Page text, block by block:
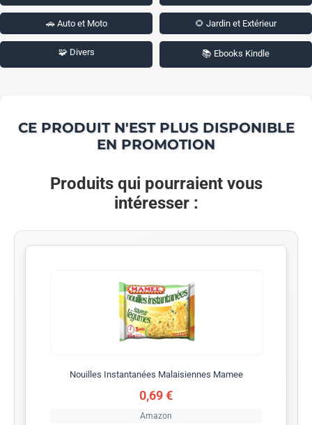
🚗 Auto et Moto 🌻 Jardin et Extérieur
🧩 Divers 📚 Ebooks Kindle
CE PRODUIT N'EST PLUS DISPONIBLE
EN PROMOTION
Produits qui pourraient vous
intéresser :
Nouilles Instantanées Malaisiennes Mamee
0,69 €
Amazon